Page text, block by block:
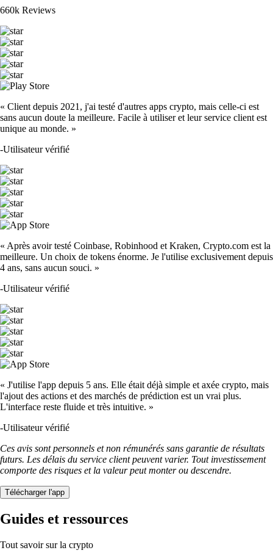
660k Reviews
« Client depuis 2021, j'ai testé d'autres apps crypto, mais celle-ci est
sans aucun doute la meilleure. Facile à utiliser et leur service client est
unique au monde. »
-Utilisateur vérifié
« Après avoir testé Coinbase, Robinhood et Kraken, Crypto.com est la
meilleure. Un choix de tokens énorme. Je l'utilise exclusivement depuis
4 ans, sans aucun souci. »
-Utilisateur vérifié
« J'utilise l'app depuis 5 ans. Elle était déjà simple et axée crypto, mais
l'ajout des actions et des marchés de prédiction est un vrai plus.
L'interface reste fluide et très intuitive. »
-Utilisateur vérifié
Ces avis sont personnels et non rémunérés sans garantie de résultats
futurs. Les délais du service client peuvent varier. Tout investissement
comporte des risques et la valeur peut monter ou descendre.
Télécharger l'app
Guides et ressources
Tout savoir sur la crypto